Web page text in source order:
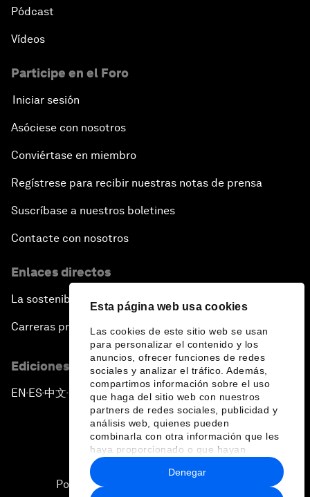
Esta página web usa cookies
Las cookies de este sitio web se usan
para personalizar el contenido y los
anuncios, ofrecer funciones de redes
sociales y analizar el tráfico. Además,
compartimos información sobre el uso
que haga del sitio web con nuestros
partners de redes sociales, publicidad y
análisis web, quienes pueden
combinarla con otra información que les
haya proporcionado o que hayan
recopilado a partir del uso que haya
hecho de sus servicios.
Denegar
Pódcast
Vídeos
Participe en el Foro
Iniciar sesión
Asóciese con nosotros
Conviértase en miembro
Regístrese para recibir nuestras notas de prensa
Suscríbase a nuestros boletines
Contacte con nosotros
Enlaces directos
La sostenibilidad en el Foro
Carreras profesionales
Ediciones en otros idiomas
EN ▪ES▪中文▪ 日本語
Política de privacidad y normas de uso